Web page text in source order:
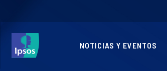
NOTICIAS Y EVENTOS